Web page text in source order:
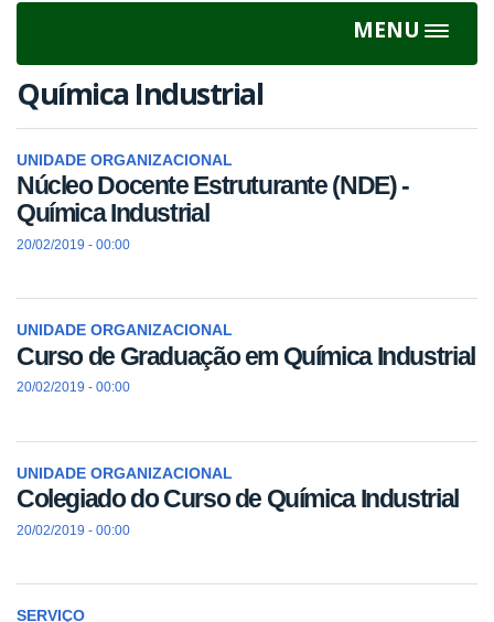
MENU
Toggle
Química Industrial
UNIDADE ORGANIZACIONAL
Núcleo Docente Estruturante (NDE) -
Química Industrial
20/02/2019 - 00:00
UNIDADE ORGANIZACIONAL
Curso de Graduação em Química Industrial
20/02/2019 - 00:00
UNIDADE ORGANIZACIONAL
Colegiado do Curso de Química Industrial
20/02/2019 - 00:00
SERVIÇO